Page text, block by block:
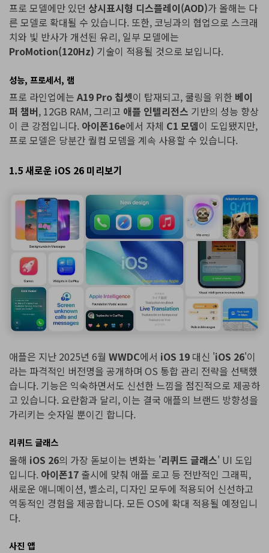
프로 모델에만 있던 상시표시형 디스플레이(AOD)가 올해는 다
른 모델로 확대될 수 있습니다. 또한, 코닝과의 협업으로 스크래
치와 빛 반사가 개선된 유리, 일부 모델에는
ProMotion(120Hz) 기술이 적용될 것으로 보입니다.
성능, 프로세서, 램
프로 라인업에는A19 Pro 칩셋이 탑재되고, 쿨링을 위한 베이
퍼 챔버, 12GB RAM, 그리고 애플 인텔리전스 기반의 성능 향상
이 큰 강점입니다. 아이폰16e에서 자체 C1 모뎀이 도입됐지만,
프로 모델은 당분간 퀄컴 모뎀을 계속 사용할 수 있습니다.
1.5 새로운 iOS 26 미리보기
애플은 지난 2025년 6월 WWDC에서 iOS 19 대신 'iOS 26'이
라는 파격적인 버전명을 공개하며 OS 통합 관리 전략을 선택했
습니다. 기능은 익숙하면서도 신선한 느낌을 점진적으로 제공하
고 있습니다. 요란함과 달리, 이는 결국 애플의 브랜드 방향성을
가리키는 숫자일 뿐이긴 합니다.
리퀴드 글래스
올해 iOS 26의 가장 돋보이는 변화는 '리퀴드 글래스' UI 도입
입니다. 아이폰17 출시에 맞춰 애플 로고 등 전반적인 그래픽,
새로운 애니메이션, 벨소리, 디자인 모두에 적용되어 신선하고
역동적인 경험을 제공합니다. 모든 OS에 확대 적용될 예정입니
다.
사진 앱